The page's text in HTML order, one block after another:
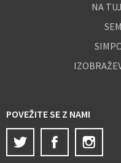
NA
POVEŽITE SE Z NAMI
Twitter
Facebook